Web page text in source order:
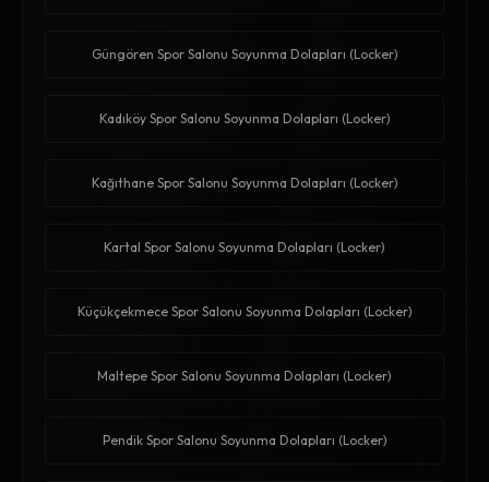
Güngören Spor Salonu Soyunma Dolapları (Locker)
Kadıköy Spor Salonu Soyunma Dolapları (Locker)
Kağıthane Spor Salonu Soyunma Dolapları (Locker)
Kartal Spor Salonu Soyunma Dolapları (Locker)
Küçükçekmece Spor Salonu Soyunma Dolapları (Locker)
Maltepe Spor Salonu Soyunma Dolapları (Locker)
Pendik Spor Salonu Soyunma Dolapları (Locker)